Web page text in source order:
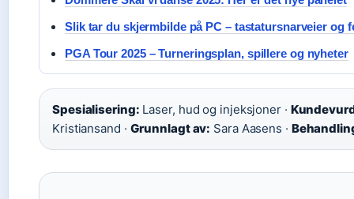
Slik tar du skjermbilde på PC – tastatursnarveier og
PGA Tour 2025 – Turneringsplan, spillere og nyheter
Spesialisering: Laser, hud og injeksjoner ·
Kristiansand · Grunnlagt av: Sara Aasens ·